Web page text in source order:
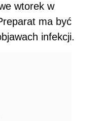
wtorek w
ma być
infekcji.